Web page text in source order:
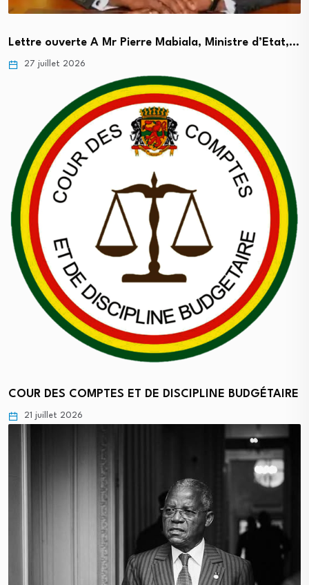
Lettre ouverte A Mr Pierre Mabiala, Ministre d’Etat,…
27 juillet 2026
COUR DES COMPTES ET DE DISCIPLINE BUDGÉTAIRE
21 juillet 2026